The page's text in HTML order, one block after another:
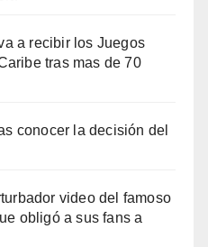
a recibir los Juegos
tras mas de 70
conocer la decisión del
video del famoso
obligó a sus fans a